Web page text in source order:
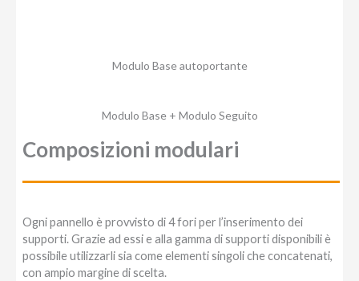
Composizioni modulari
Ogni pannello è provvisto di 4 fori per l’inserimento dei
supporti. Grazie ad essi e alla gamma di supporti disponibili è
possibile utilizzarli sia come elementi singoli che concatenati,
con ampio margine di scelta.
Modulo Base autoportante
Modulo Base + Modulo Seguito